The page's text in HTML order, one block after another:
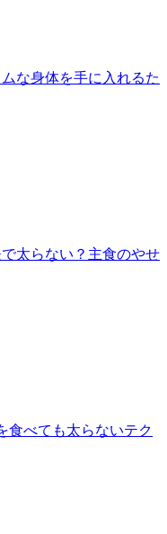
な身体を手に入れるた
太らない？主食のやせ
食べても太らないテク